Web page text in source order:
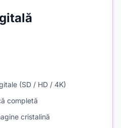
(SD / HD / 4K)
completă
cristalină